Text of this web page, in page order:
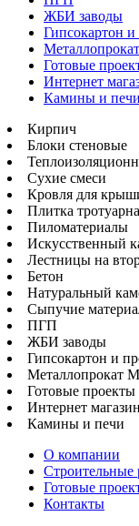
ЖБИ заводы
Гипсокартон
Готовые
Интернет
Камины и печи
Кирпич
Блоки стеновые
Сухие смеси
Кровля для
Плитка
Пиломатериалы
Искусственный
Лестницы на
Бетон
Натуральный
Сыпучие
ПГП
ЖБИ заводы
Гипсокартон и
Металлопрокат
Готовые проекты
Интернет
Камины и печи
О компании
Строительные
Готовые
Контакты